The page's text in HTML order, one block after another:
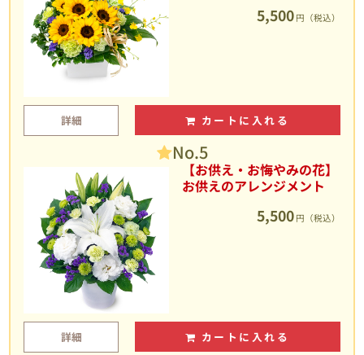
5,500 円（税込）
詳細 カートに入れる
No.5
【お供え・お悔やみの花】
お供えのアレンジメント
5,500 円（税込）
詳細 カートに入れる